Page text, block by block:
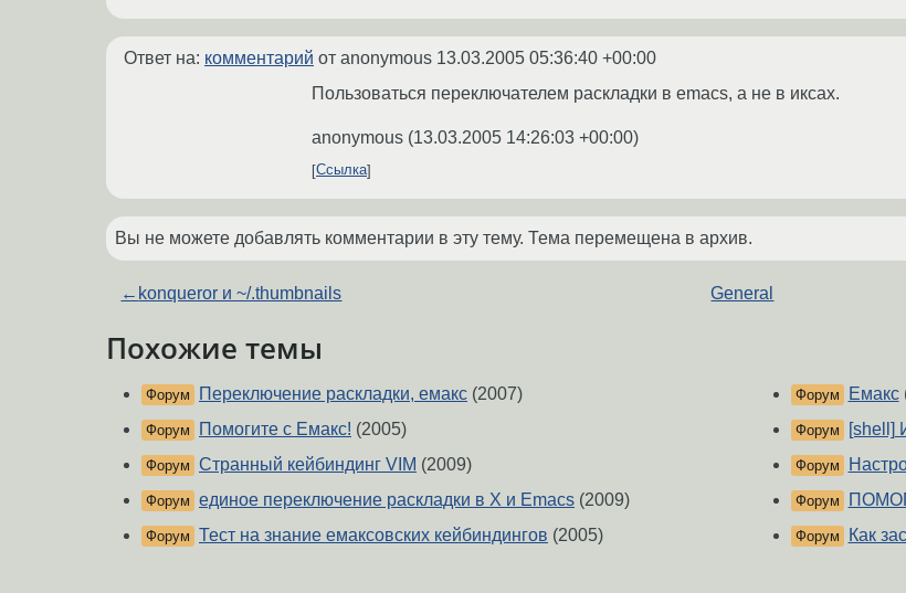
Ответ на: комментарий от anonymous 13.03.2005 05:36:40 +00:00
Пользоваться переключателем раскладки в emacs, а не в иксах.
anonymous (13.03.2005 14:26:03 +00:00)
Ссылка
Вы не можете добавлять комментарии в эту тему. Тема перемещена в архив.
← konqueror и ~/.thumbnails General
Похожие темы
Форум Переключение раскладки, емакс (2007)
Форум Помогите с Емакс! (2005)
Форум Странный кейбиндинг VIM (2009)
Форум единое переключение раскладки в X и Emacs (2009)
Форум Тест на знание емаксовских кейбиндингов (2005)
Форум Емакс
Форум [shell]
Форум
Форум
Форум Как